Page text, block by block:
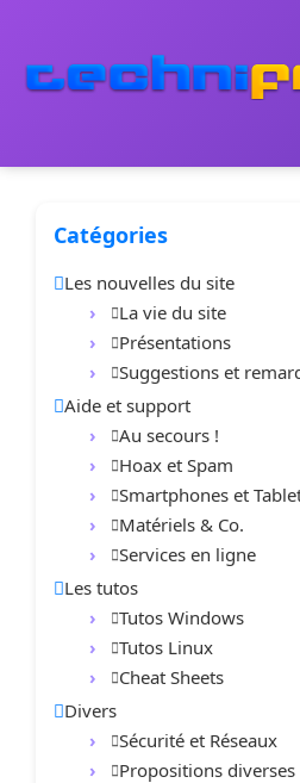
Catégories
Les nouvelles du site
La vie du site
Présentations
Suggestions et
Aide et support
Au secours !
Hoax et Spam
Smartphones et
Matériels & Co.
Services en ligne
Les tutos
Tutos Windows
Tutos Linux
Cheat Sheets
Divers
Sécurité et Réseaux
Propositions diverses